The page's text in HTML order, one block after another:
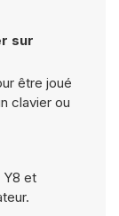
sur
être joué
clavier ou
Y8 et